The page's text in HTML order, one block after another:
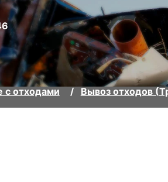
с отходами Вывоз отходов